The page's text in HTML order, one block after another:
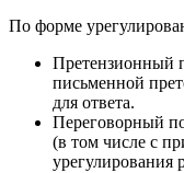
По форме
Претензионный
письменной
для ответа.
Переговорный
(в том числе с
урегулирования